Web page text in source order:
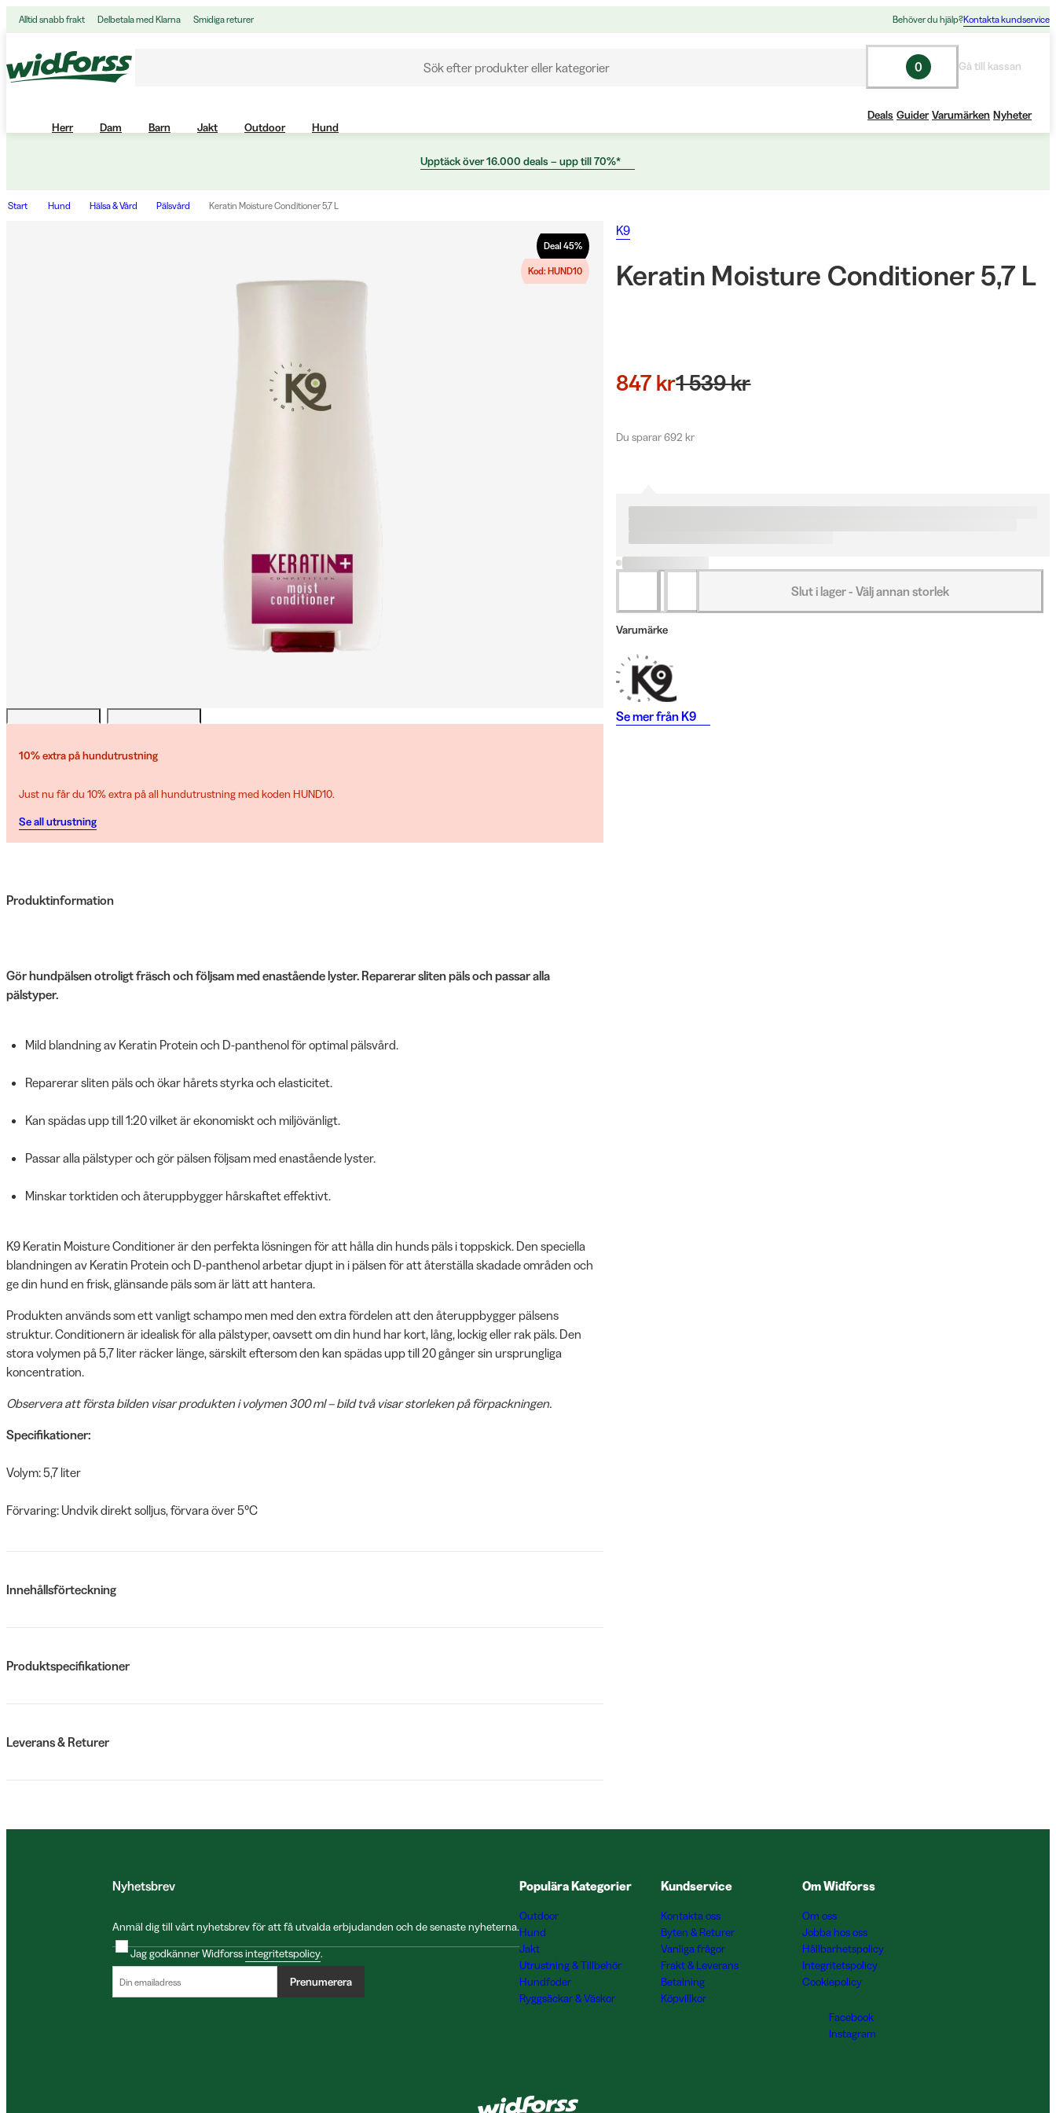
Alltid snabb frakt Delbetala med Klarna Smidiga returer Behöver du hjälp?Kontakta kundservice
Sök efter produkter eller kategorier 0 Gå till kassan
Herr Dam Barn Jakt Outdoor Hund
Deals Guider Varumärken Nyheter
Upptäck över 16.000 deals – upp till 70%*
Start Hund Hälsa & Vård Pälsvård Keratin Moisture Conditioner 5,7 L
Deal 45%
Kod: HUND10
10% extra på hundutrustning
Just nu får du 10% extra på all hundutrustning med koden HUND10.
Se all utrustning
Produktinformation
Gör hundpälsen otroligt fräsch och följsam med enastående lyster. Reparerar sliten päls och passar alla
pälstyper.
Mild blandning av Keratin Protein och D-panthenol för optimal pälsvård.
Reparerar sliten päls och ökar hårets styrka och elasticitet.
Kan spädas upp till 1:20 vilket är ekonomiskt och miljövänligt.
Passar alla pälstyper och gör pälsen följsam med enastående lyster.
Minskar torktiden och återuppbygger hårskaftet effektivt.
K9 Keratin Moisture Conditioner är den perfekta lösningen för att hålla din hunds päls i toppskick. Den speciella
blandningen av Keratin Protein och D-panthenol arbetar djupt in i pälsen för att återställa skadade områden och
ge din hund en frisk, glänsande päls som är lätt att hantera.
Produkten används som ett vanligt schampo men med den extra fördelen att den återuppbygger pälsens
struktur. Conditionern är idealisk för alla pälstyper, oavsett om din hund har kort, lång, lockig eller rak päls. Den
stora volymen på 5,7 liter räcker länge, särskilt eftersom den kan spädas upp till 20 gånger sin ursprungliga
koncentration.
Observera att första bilden visar produkten i volymen 300 ml – bild två visar storleken på förpackningen.
Specifikationer:
Volym: 5,7 liter
Förvaring: Undvik direkt solljus, förvara över 5°C
Innehållsförteckning
Produktspecifikationer
Leverans & Returer
K9
Keratin Moisture Conditioner 5,7 L
847 kr1 539 kr
Du sparar 692 kr
Slut i lager - Välj annan storlek
Varumärke
Se mer från K9
Nyhetsbrev
Anmäl dig till vårt nyhetsbrev för att få utvalda erbjudanden och de senaste nyheterna.
Jag godkänner Widforssintegritetspolicy.
Prenumerera
Populära Kategorier
Outdoor
Hund
Jakt
Utrustning & Tillbehör
Hundfoder
Ryggsäckar & Väskor
Kundservice
Kontakta oss
Byten & Returer
Vanliga frågor
Frakt & Leverans
Betalning
Köpvillkor
Om Widforss
Om oss
Jobba hos oss
Hållbarhetspolicy
Integritetspolicy
Cookiepolicy
Facebook
Instagram